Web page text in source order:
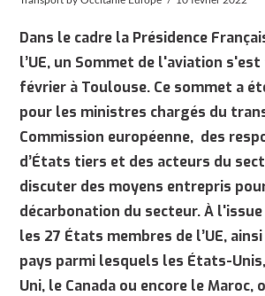
Dans le cadre la Présidence
l’UE, un Sommet de l'aviation
février à Toulouse. Ce sommet a
pour les ministres chargés du
Commission européenne, des
d’États tiers et des acteurs du
discuter des moyens entrepris
décarbonation du secteur. À
les 27 États membres de l’UE,
pays parmi lesquels les États-
Uni, le Canada ou encore le Maroc,